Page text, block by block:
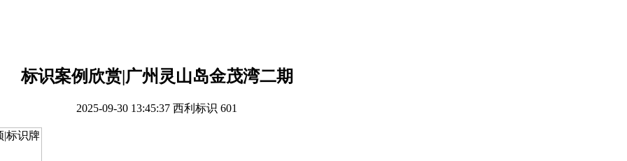
标识案例欣赏|广州灵⼭岛⾦茂湾二期
2025-09-30 13:45:37 西利标识 601